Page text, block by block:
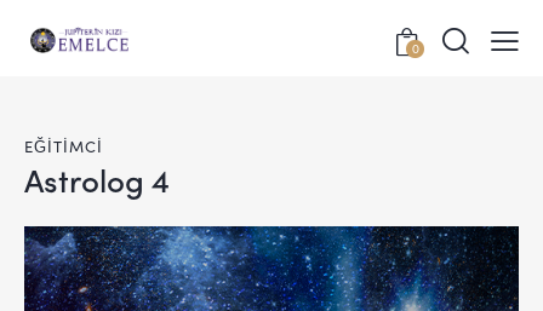
0
EĞITIMCI
Astrolog 4